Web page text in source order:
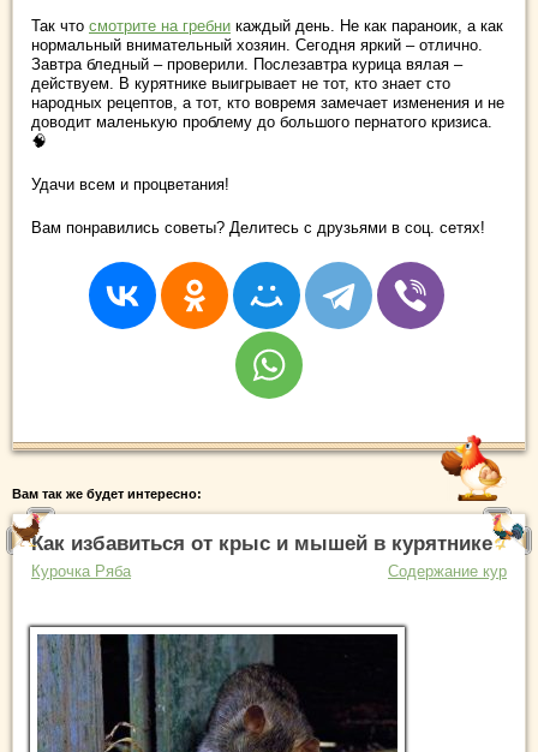
Так что смотрите на гребни каждый день. Не как параноик, а как
нормальный внимательный хозяин. Сегодня яркий – отлично.
Завтра бледный – проверили. Послезавтра курица вялая –
действуем. В курятнике выигрывает не тот, кто знает сто
народных рецептов, а тот, кто вовремя замечает изменения и не
доводит маленькую проблему до большого пернатого кризиса.
🧠
Удачи всем и процветания!
Вам понравились советы? Делитесь с друзьями в соц. сетях!
Вам так же будет интересно:
Как избавиться от крыс и мышей в курятнике
Курочка Ряба Содержание кур